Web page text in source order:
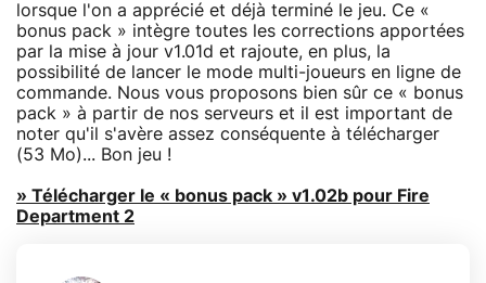
lorsque l'on a apprécié et déjà terminé le jeu. Ce «
bonus pack » intègre toutes les corrections apportées
par la mise à jour v1.01d et rajoute, en plus, la
possibilité de lancer le mode multi-joueurs en ligne de
commande. Nous vous proposons bien sûr ce « bonus
pack » à partir de nos serveurs et il est important de
noter qu'il s'avère assez conséquente à télécharger
(53 Mo)... Bon jeu !
» Télécharger le « bonus pack » v1.02b pour Fire
Department 2